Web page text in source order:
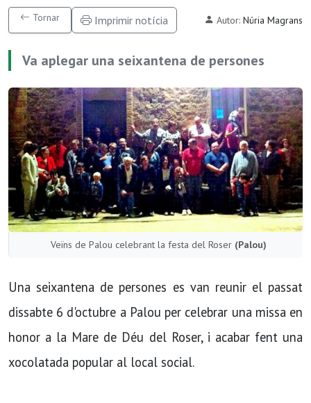
Tornar Imprimir notícia Autor: Núria Magrans
Va aplegar una seixantena de persones
Veïns de Palou celebrant la festa del Roser (Palou)
Una seixantena de persones es van reunir el passat
dissabte 6 d'octubre a Palou per celebrar una missa en
honor a la Mare de Déu del Roser, i acabar fent una
xocolatada popular al local social.